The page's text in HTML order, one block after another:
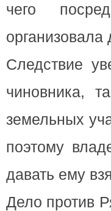
чего
организовала
Следствие
чиновника,
земельных
поэтому
давать ему
Дело против